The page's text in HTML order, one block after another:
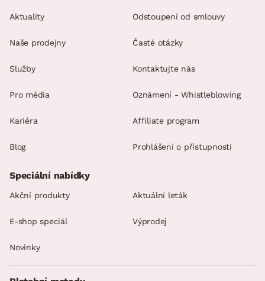
Aktuality
Naše prodejny
Služby
Pro média
Kariéra
Blog
Odstoupení od smlouvy
Časté otázky
Kontaktujte nás
Oznámení - Whistleblowing
Affiliate program
Prohlášení o přístupnosti
Speciální nabídky
Akční produkty Aktuální leták
E-shop speciál Výprodej
Novinky